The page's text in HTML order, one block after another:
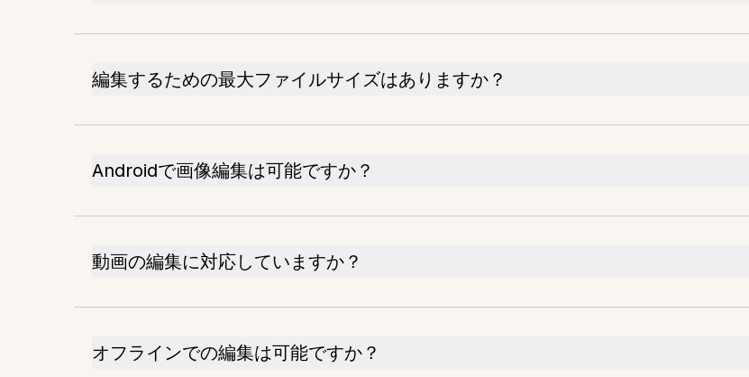
編集するための最大ファイルサイズはありますか？
Androidで画像編集は可能ですか？
動画の編集に対応していますか？
オフラインでの編集は可能ですか？